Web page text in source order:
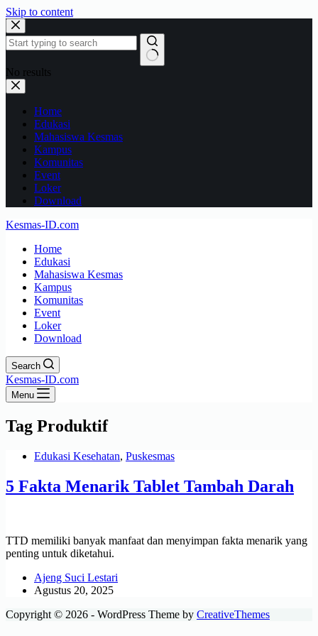
Skip to content
No results
Home
Edukasi
Mahasiswa Kesmas
Kampus
Komunitas
Event
Loker
Download
Kesmas-ID.com
Home
Edukasi
Mahasiswa Kesmas
Kampus
Komunitas
Event
Loker
Download
Search
Kesmas-ID.com
Menu
Tag Produktif
Edukasi Kesehatan, Puskesmas
5 Fakta Menarik Tablet Tambah Darah
TTD memiliki banyak manfaat dan menyimpan fakta menarik yang
penting untuk diketahui.
Ajeng Suci Lestari
Agustus 20, 2025
Copyright © 2026 - WordPress Theme by CreativeThemes